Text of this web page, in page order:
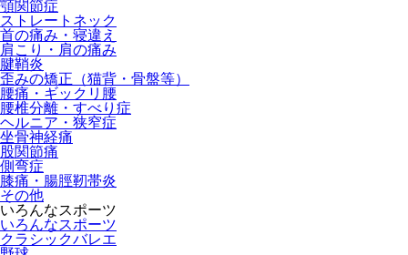
顎関節症
ストレートネック
首の痛み・寝違え
肩こり・肩の痛み
腱鞘炎
歪みの矯正（猫背・骨盤等）
腰痛・ギックリ腰
腰椎分離・すべり症
ヘルニア・狭窄症
坐骨神経痛
股関節痛
側弯症
膝痛・腸脛靭帯炎
その他
いろんなスポーツ
いろんなスポーツ
クラシックバレエ